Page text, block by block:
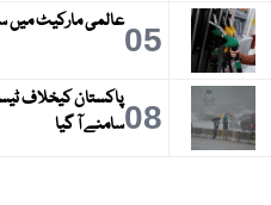
05عالمی مارکیٹ میں
08سامنے آ گیا